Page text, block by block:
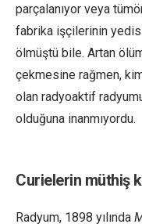
parçalanıyor veya
fabrika işçilerinin
ölmüştü bile. Artan
çekmesine rağmen,
olan radyoaktif
olduğuna inanmıyordu.
Curielerin müthiş
Radyum, 1898 yılında